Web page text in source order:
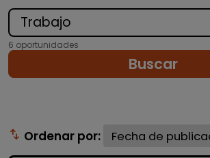
6 oportunidades
Buscar
swap_vert Ordenar por: